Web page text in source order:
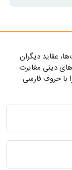
عقاید دیگران
دینی مغایرت
با حروف فارسی